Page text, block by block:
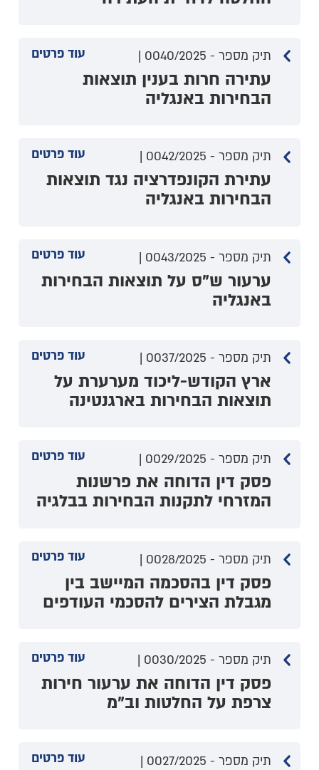
עוד פרטים תיק מספר - 0040/2025 |
עתירה חרות בענין תוצאות
הבחירות באנגליה
עוד פרטים תיק מספר - 0042/2025 |
עתירת הקונפדרציה נגד תוצאות
הבחירות באנגליה
עוד פרטים תיק מספר - 0043/2025 |
ערעור ש"ס על תוצאות הבחירות
באנגליה
עוד פרטים תיק מספר - 0037/2025 |
ארץ הקודש-ליכוד מערערת על
תוצאות הבחירות בארגנטינה
עוד פרטים תיק מספר - 0029/2025 |
פסק דין הדוחה את פרשנות
המזרחי לתקנות הבחירות בבלגיה
עוד פרטים תיק מספר - 0028/2025 |
פסק דין בהסכמה המיישב בין
מגבלת הצירים להסכמי העודפים
עוד פרטים תיק מספר - 0030/2025 |
פסק דין הדוחה את ערעור חירות
צרפת על החלטות וב"מ
עוד פרטים תיק מספר - 0027/2025 |